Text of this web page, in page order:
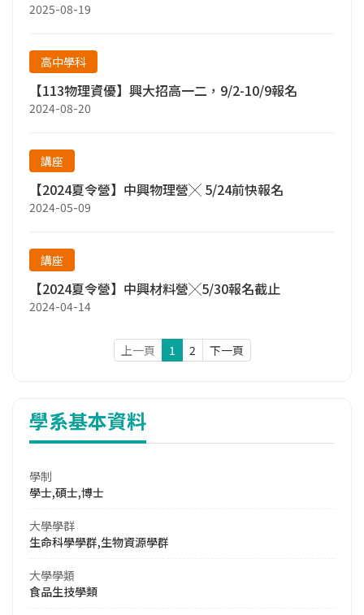
2025-08-19
高中學科
【113物理資優】興大招高一二，9/2-10/9報名
2024-08-20
講座
【2024夏令營】中興物理營╳ 5/24前快報名
2024-05-09
講座
【2024夏令營】中興材料營╳5/30報名截止
2024-04-14
上一頁 1 2 下一頁
學系基本資料
學制
學士,碩士,博士
大學學群
生命科學學群,生物資源學群
大學學類
食品生技學類